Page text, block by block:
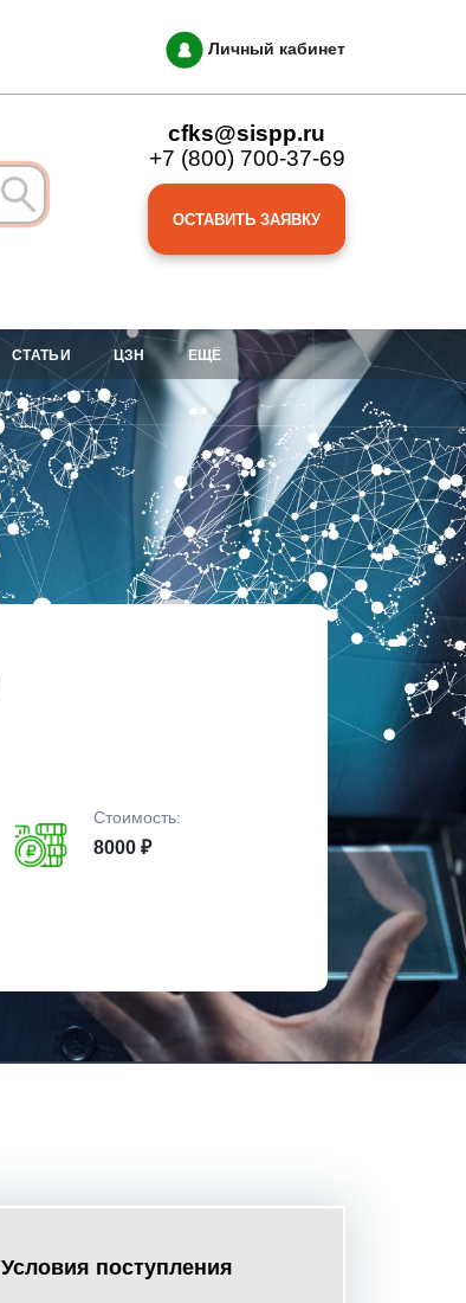
Личный кабинет
cfks@sispp.ru
+7 (800) 700-37-69
ОСТАВИТЬ ЗАЯВКУ
СТАТЬИ ЦЗН ЕЩЁ
Стоимость:
8000 ₽
Условия поступления